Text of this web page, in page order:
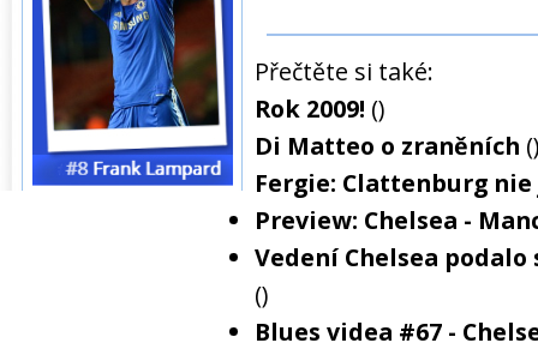
Přečtěte si také:
Rok 2009! ()
Di Matteo o zraněních ()
Fergie: Clattenburg
Preview: Chelsea -
Vedení Chelsea
()
Blues videa #67 -